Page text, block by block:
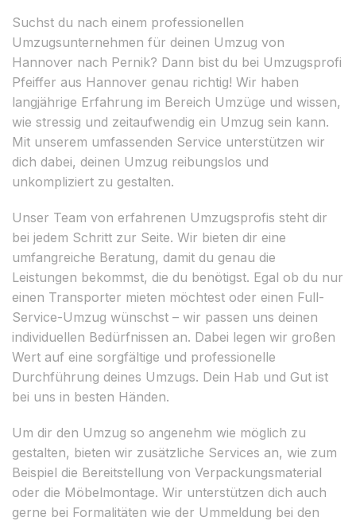
Suchst du nach einem professionellen
Umzugsunternehmen für deinen Umzug von
Hannover nach Pernik? Dann bist du bei Umzugsprofi
Pfeiffer aus Hannover genau richtig! Wir haben
langjährige Erfahrung im Bereich Umzüge und wissen,
wie stressig und zeitaufwendig ein Umzug sein kann.
Mit unserem umfassenden Service unterstützen wir
dich dabei, deinen Umzug reibungslos und
unkompliziert zu gestalten.
Unser Team von erfahrenen Umzugsprofis steht dir
bei jedem Schritt zur Seite. Wir bieten dir eine
umfangreiche Beratung, damit du genau die
Leistungen bekommst, die du benötigst. Egal ob du nur
einen Transporter mieten möchtest oder einen Full-
Service-Umzug wünschst – wir passen uns deinen
individuellen Bedürfnissen an. Dabei legen wir großen
Wert auf eine sorgfältige und professionelle
Durchführung deines Umzugs. Dein Hab und Gut ist
bei uns in besten Händen.
Um dir den Umzug so angenehm wie möglich zu
gestalten, bieten wir zusätzliche Services an, wie zum
Beispiel die Bereitstellung von Verpackungsmaterial
oder die Möbelmontage. Wir unterstützen dich auch
gerne bei Formalitäten wie der Ummeldung bei den